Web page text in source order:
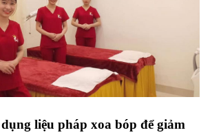
liệu pháp xoa bóp để giảm